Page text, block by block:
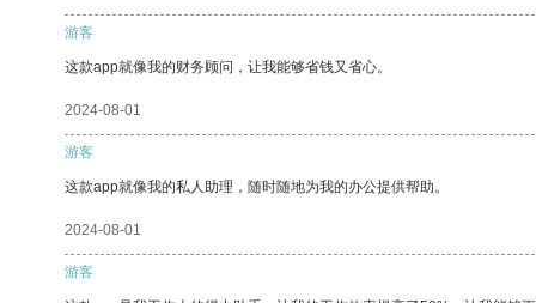
游客
这款app就像我的财务顾问，让我能够省钱又省心。
2024-08-01
游客
这款app就像我的私人助理，随时随地为我的办公提供帮助。
2024-08-01
游客